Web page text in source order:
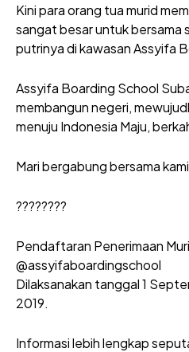
Kini para orang tua murid
sangat besar untuk bersama
putrinya di kawasan Assyifa
Assyifa Boarding School
membangun negeri,
menuju Indonesia Maju,
Mari bergabung bersama
????????
Pendaftaran Penerimaan
@assyifaboardingschool
Dilaksanakan tanggal 1
2019.
Informasi lebih lengkap